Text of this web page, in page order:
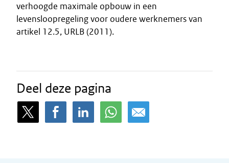
verhoogde maximale opbouw in een
levensloopregeling voor oudere werknemers van
artikel 12.5, URLB (2011).
Deel deze pagina